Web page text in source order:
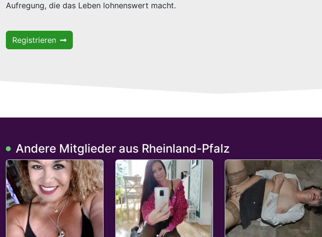
Aufregung, die das Leben lohnenswert macht.
Registrieren
Andere Mitglieder aus Rheinland-Pfalz